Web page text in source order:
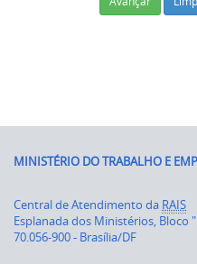
MINISTÉRIO DO TRABALHO E
Central de Atendimento da RAIS
Esplanada dos Ministérios, Bloco
70.056-900 - Brasília/DF